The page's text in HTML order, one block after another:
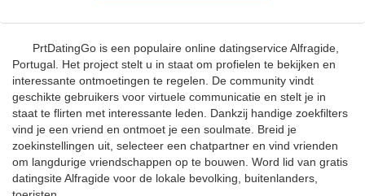
PrtDatingGo is een populaire online datingservice Alfragide,
Portugal. Het project stelt u in staat om profielen te bekijken en
interessante ontmoetingen te regelen. De community vindt
geschikte gebruikers voor virtuele communicatie en stelt je in
staat te flirten met interessante leden. Dankzij handige zoekfilters
vind je een vriend en ontmoet je een soulmate. Breid je
zoekinstellingen uit, selecteer een chatpartner en vind vrienden
om langdurige vriendschappen op te bouwen. Word lid van gratis
datingsite Alfragide voor de lokale bevolking, buitenlanders,